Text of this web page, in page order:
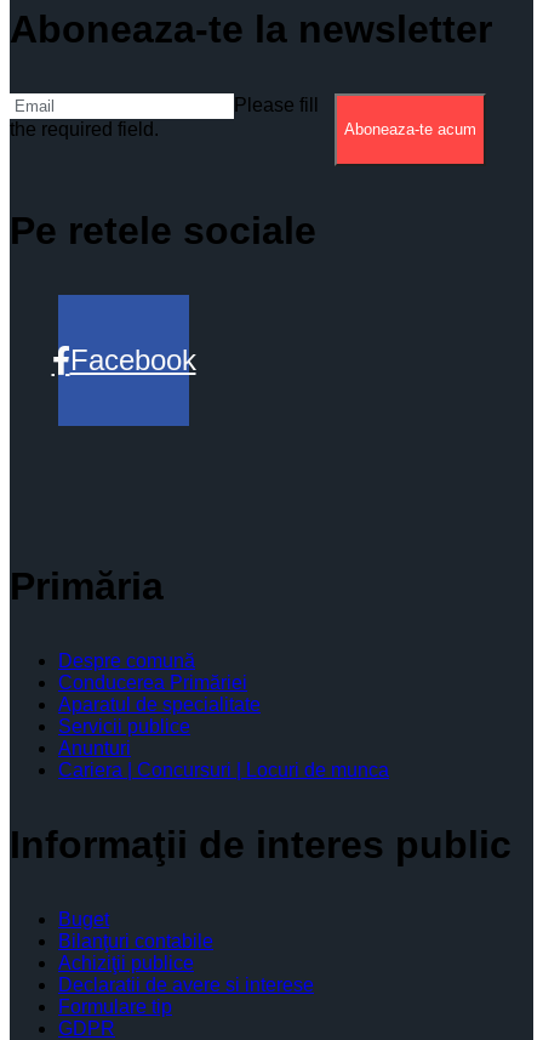
Aboneaza-te la newsletter
Please fill
the required field.
Aboneaza-te acum
Pe retele sociale
Facebook
Primăria
Despre comună
Conducerea Primăriei
Aparatul de specialitate
Servicii publice
Anunturi
Cariera | Concursuri | Locuri de munca
Informaţii de interes public
Buget
Bilanţuri contabile
Achiziţii publice
Declaratii de avere si interese
Formulare tip
GDPR